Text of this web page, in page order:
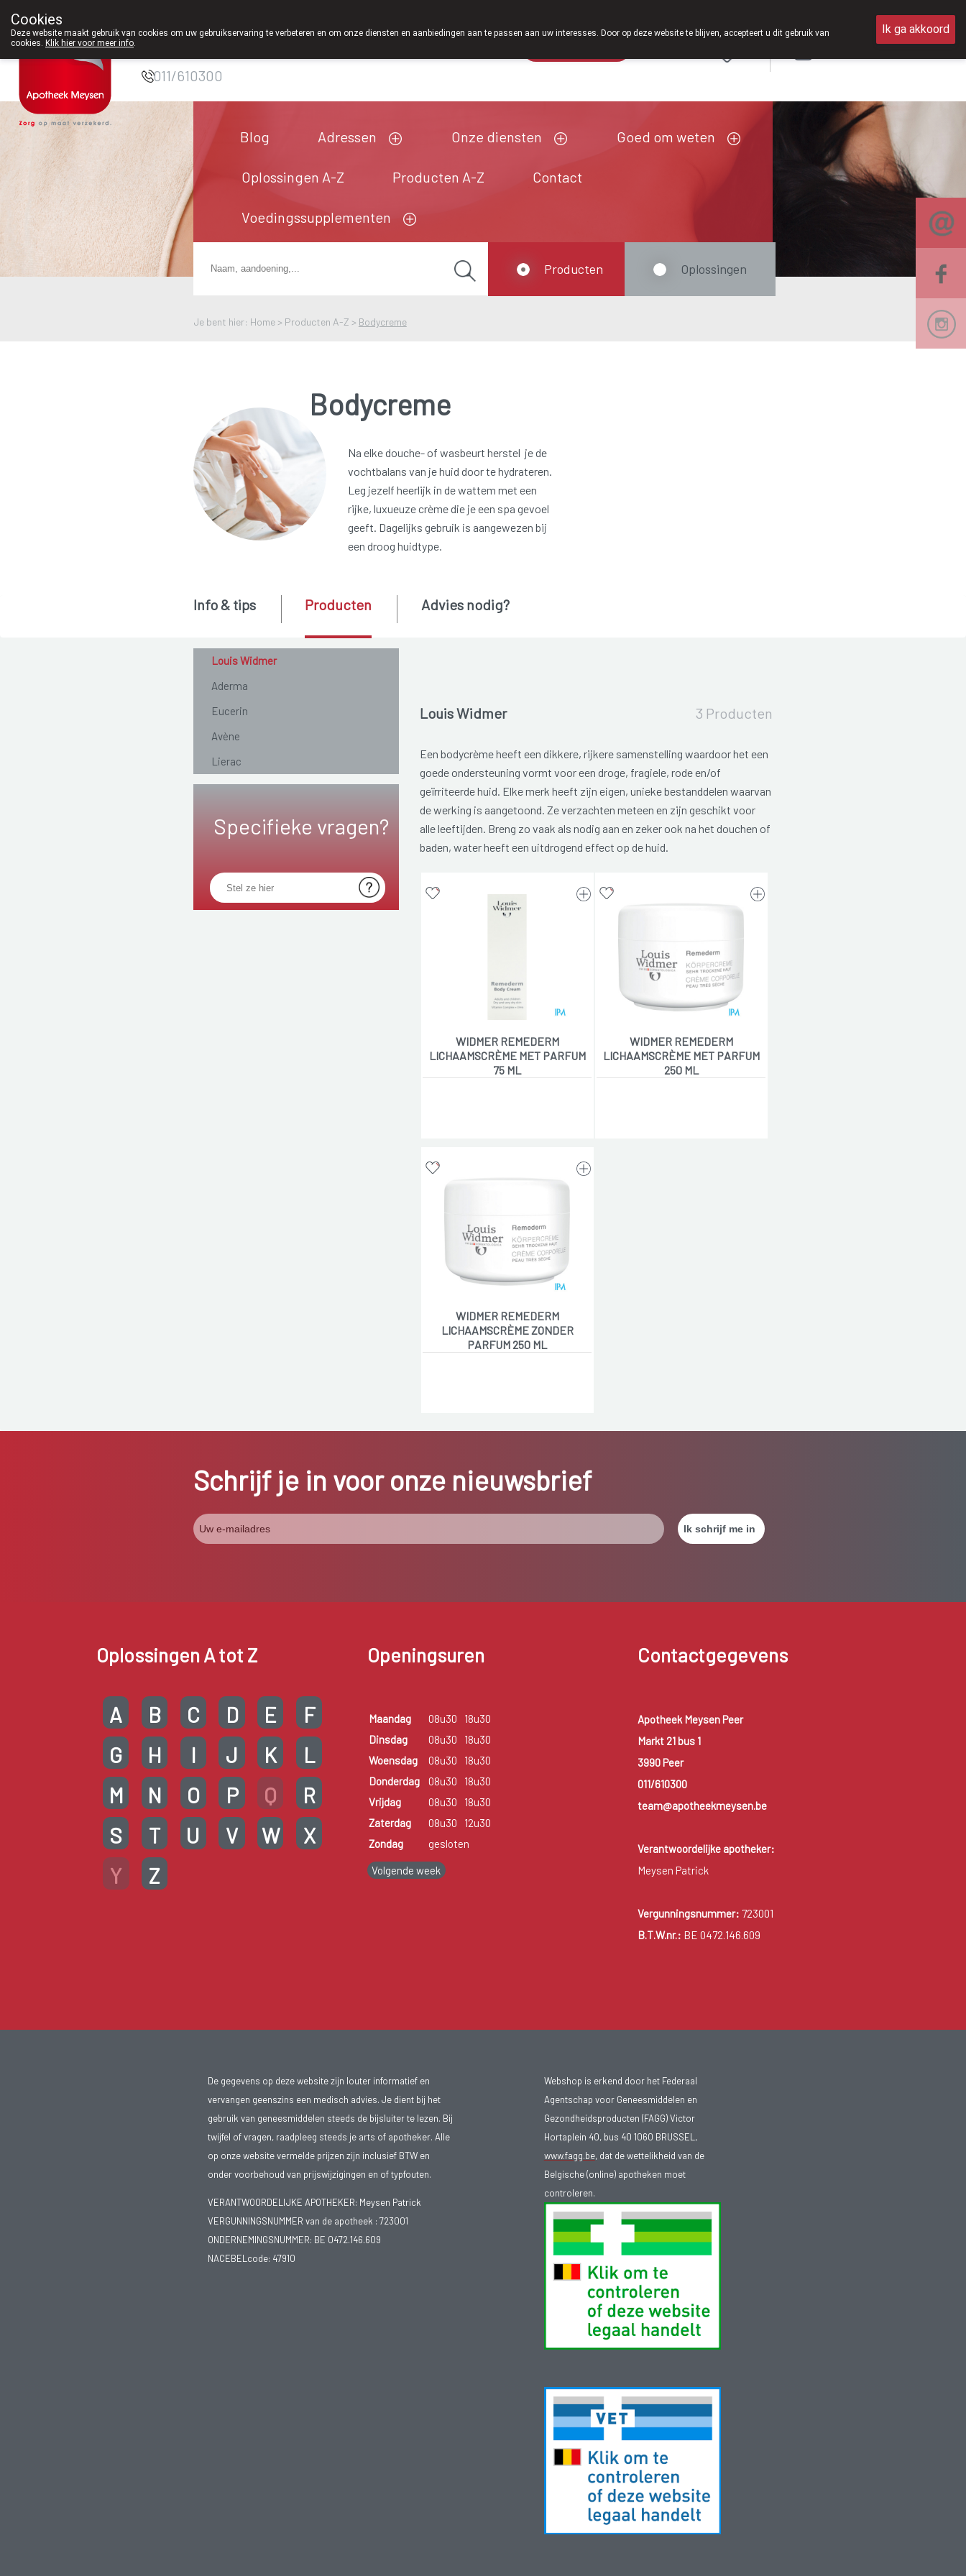
Apotheek Meysen
011/610300
Blog Adressen Onze diensten Goed om weten
Oplossingen A-Z Producten A-Z Contact
Voedingssupplementen
Je bent hier: Home > Producten A-Z > Bodycreme
Producten Oplossingen
Bodycreme
Na elke douche- of wasbeurt herstel je de
vochtbalans van je huid door te hydrateren.
Leg jezelf heerlijk in de wattem met een
rijke, luxueuze crème die je een spa gevoel
geeft. Dagelijks gebruik is aangewezen bij
een droog huidtype.
Louis Widmer
Aderma
Eucerin
Avène
Lierac
Specifieke vragen?
Info & tips Producten Advies nodig?
Louis Widmer 3 Producten
Een bodycrème heeft een dikkere, rijkere samenstelling waardoor het een
goede ondersteuning vormt voor een droge, fragiele, rode en/of
geïrriteerde huid. Elke merk heeft zijn eigen, unieke bestanddelen waarvan
de werking is aangetoond. Ze verzachten meteen en zijn geschikt voor
alle leeftijden. Breng zo vaak als nodig aan en zeker ook na het douchen of
baden, water heeft een uitdrogend effect op de huid.
WIDMER REMEDERM
LICHAAMSCRÈME MET PARFUM
75 ML
WIDMER REMEDERM
LICHAAMSCRÈME MET PARFUM
250 ML
WIDMER REMEDERM
LICHAAMSCRÈME ZONDER
PARFUM 250 ML
Schrijf je in voor onze nieuwsbrief
Oplossingen A tot Z
A B C D E
F
G
H I J K
L
M
N O P Q
R
S
T U V W
X
Y
Z
Openingsuren
Maandag 08u30
18u30
Dinsdag
08u30
18u30
Woensdag
08u30
18u30
Donderdag
08u30
18u30
Vrijdag
08u30
18u30
Zaterdag
08u30
12u30
Zondag
gesloten
Volgende week
Contactgegevens
Apotheek Meysen Peer
Markt 21 bus 1
3990 Peer
011/610300
team@apotheekmeysen.be
Verantwoordelijke apotheker:
Meysen Patrick
Vergunningsnummer: 723001
B.T.W.nr.: BE 0472.146.609
De gegevens op deze website zijn louter informatief en
vervangen geenszins een medisch advies. Je dient bij het
gebruik van geneesmiddelen steeds de bijsluiter te lezen. Bij
twijfel of vragen, raadpleeg steeds je arts of apotheker. Alle
op onze website vermelde prijzen zijn inclusief BTW en
onder voorbehoud van prijswijzigingen en of typfouten.
VERANTWOORDELIJKE APOTHEKER: Meysen Patrick
VERGUNNINGSNUMMER van de apotheek : 723001
ONDERNEMINGSNUMMER: BE 0472.146.609
NACEBELcode: 47910
Webshop is erkend door het Federaal
Agentschap voor Geneesmiddelen en
Gezondheidsproducten (FAGG) Victor
Hortaplein 40, bus 40 1060 BRUSSEL,
www.fagg.be, dat de wettelikheid van de
Belgische (online) apotheken moet
controleren.
Cookies
Deze website maakt gebruik van cookies om uw gebruikservaring te verbeteren en om onze diensten en aanbiedingen aan te passen aan uw interesses. Door op deze website te blijven, accepteert u dit gebruik van
cookies. Klik hier voor meer info.
Ik ga akkoord